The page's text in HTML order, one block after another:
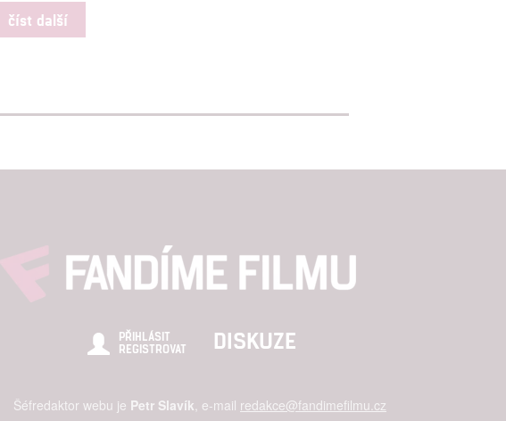
číst další
PŘIHLÁSIT
REGISTROVAT
DISKUZE
Šéfredaktor webu je Petr Slavík , e-mail redakce@fandimefilmu.cz